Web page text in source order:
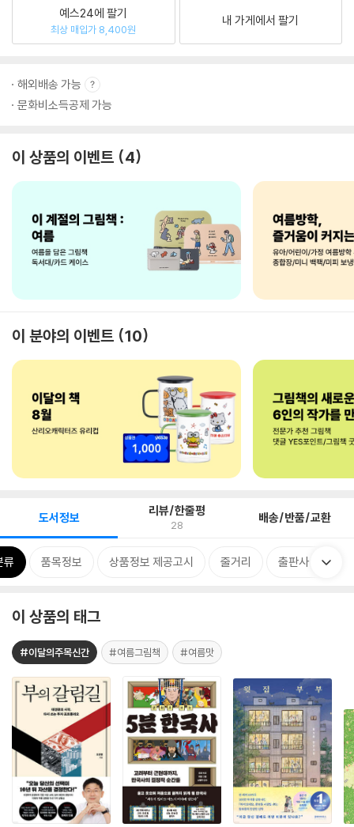
예스24에 팔기
최상 매입가 8,400원
내 가게에서 팔기
해외배송 가능
문화비소득공제 가능
이 상품의 이벤트 4
이 분야의 이벤트 10
도서정보 리뷰/한줄평
28 배송/반품/교환
류 품목정보 상품정보 제공고시 줄거리 출판사 리뷰
이 상품의 태그
#이달의주목신간 #여름그림책 #여름맛